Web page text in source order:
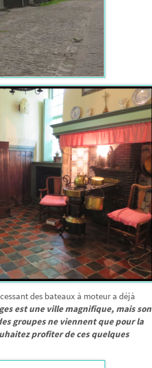
des bateaux à moteur a déjà
est une ville magnifique, mais son
groupes ne viennent que pour la
profiter de ces quelques